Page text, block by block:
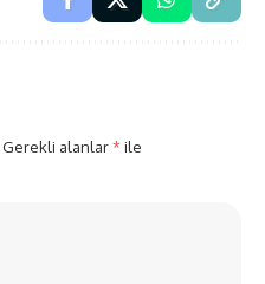
Gerekli alanlar*ile